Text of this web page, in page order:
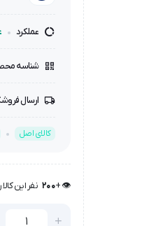
عملکرد
شناسه
ارسال
کالای اصل
👁️ +
200 نفر این